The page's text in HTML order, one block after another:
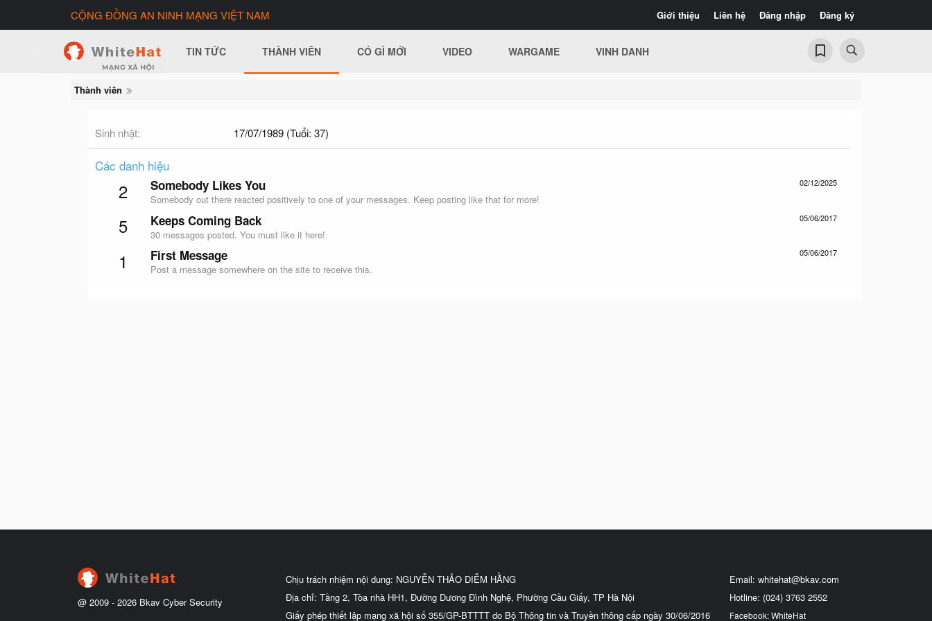
Giới thiệu Liên hệ Đăng nhập Đăng ký
CỘNG ĐỒNG AN NINH MẠNG VIỆT NAM
TIN TỨC THÀNH VIÊN CÓ GÌ MỚI VIDEO WARGAME VINH DANH
Thành viên
Sinh nhật 17/07/1989 (Tuổi: 37)
Các danh hiệu
2 02/12/2025
Somebody Likes You
Somebody out there reacted positively to one of your messages. Keep posting like that for more!
5 05/06/2017
Keeps Coming Back
30 messages posted. You must like it here!
1 05/06/2017
First Message
Post a message somewhere on the site to receive this.
@ 2009 - 2026 Bkav Cyber Security
Chịu trách nhiệm nội dung: NGUYỄN THẢO DIỄM HẰNG
Địa chỉ: Tầng 2, Tòa nhà HH1, Đường Dương Đình Nghệ, Phường Cầu Giấy, TP Hà Nội
Giấy phép thiết lập mạng xã hội số 355/GP-BTTTT do Bộ Thông tin và Truyền thông cấp ngày 30/06/2016
Email: whitehat@bkav.com
Hotline: (024) 3763 2552
Facebook: WhiteHat